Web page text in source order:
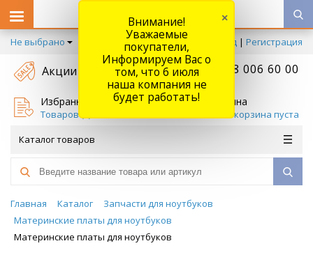
Не выбрано Вход | Регистрация
Акции +7 778 006 60 00
Избранное
Товаров (
Корзина
Ваша корзина пуста
Каталог товаров
Главная Каталог
Запчасти для ноутбуков
Материнские платы для ноутбуков
Материнские платы для ноутбуков
Внимание!
Уважаемые
покупатели,
Информируем Вас о
том, что 6 июля
наша компания не
будет работать!
×